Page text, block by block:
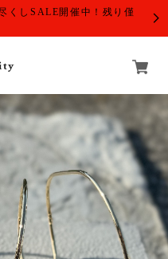
くしSALE開催中！残り僅